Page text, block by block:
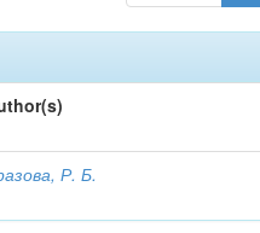
Р. Б.